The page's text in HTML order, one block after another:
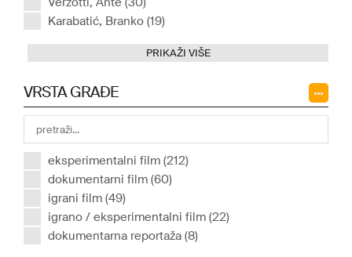
Karabatić, Branko (19)
PRIKAŽI VIŠE
VRSTA GRAĐE
eksperimentalni film (212)
dokumentarni film (60)
igrani film (49)
igrano / eksperimentalni film (22)
dokumentarna reportaža (8)